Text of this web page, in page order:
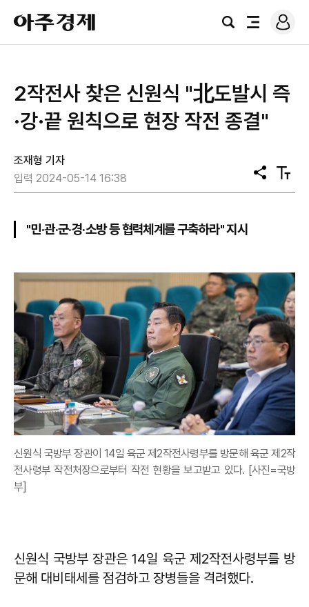
아
주
경
검
전
로
그
2작전사 찾은 신원식 "北도발시 즉
·강·끝 원칙으로 현장 작전 종결"
조재형 기자
입력 2024-05-14 16:38
공
유
텍
스
"민·관·군·경·소방 등 협력체계를 구축하라" 지시
신원식 국방부 장관이 14일 육군 제2작전사령부를 방문해 육군 제2작
전사령부 작전처장으로부터 작전 현황을 보고받고 있다. [사진=국방
부]
신원식 국방부 장관은 14일 육군 제2작전사령부를 방
문해 대비태세를 점검하고 장병들을 격려했다.